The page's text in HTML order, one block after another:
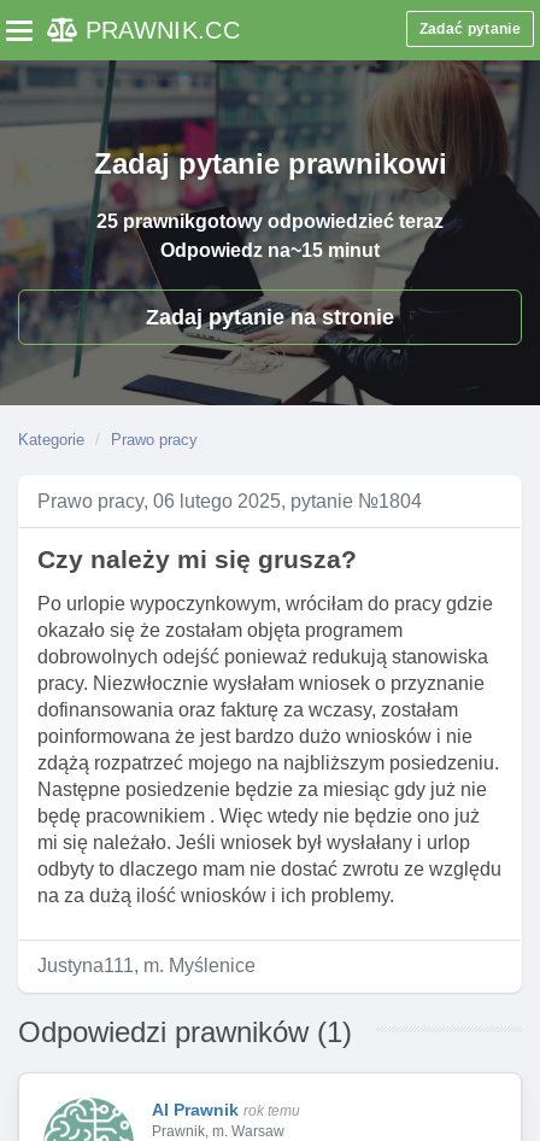
Toggle navigation
PRAWNIK.CC Zadać pytanie
Zadaj pytanie prawnikowi
25 prawnikgotowy odpowiedzieć teraz
Odpowiedz na~15 minut
Zadaj pytanie na stronie
Kategorie Prawo pracy
Prawo pracy, 06 lutego 2025, pytanie №1804
Czy należy mi się grusza?
Po urlopie wypoczynkowym, wróciłam do pracy gdzie
okazało się że zostałam objęta programem
dobrowolnych odejść ponieważ redukują stanowiska
pracy. Niezwłocznie wysłałam wniosek o przyznanie
dofinansowania oraz fakturę za wczasy, zostałam
poinformowana że jest bardzo dużo wniosków i nie
zdążą rozpatrzeć mojego na najbliższym posiedzeniu.
Następne posiedzenie będzie za miesiąc gdy już nie
będę pracownikiem . Więc wtedy nie będzie ono już
mi się należało. Jeśli wniosek był wysłałany i urlop
odbyty to dlaczego mam nie dostać zwrotu ze względu
na za dużą ilość wniosków i ich problemy.
Justyna111, m. Myślenice
Odpowiedzi prawników (1)
AI Prawnik rok temu
Prawnik, m. Warsaw